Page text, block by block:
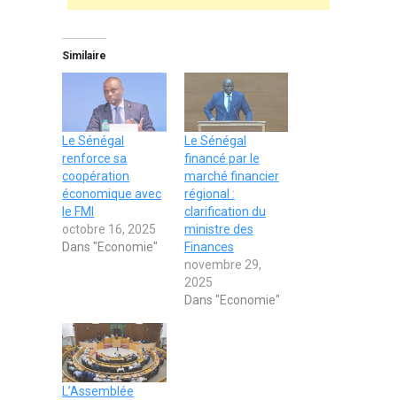
Similaire
Le Sénégal
renforce sa
coopération
économique avec
le FMI
octobre 16, 2025
Dans "Economie"
Le Sénégal
financé par le
marché financier
régional :
clarification du
ministre des
Finances
novembre 29,
2025
Dans "Economie"
L’Assemblée